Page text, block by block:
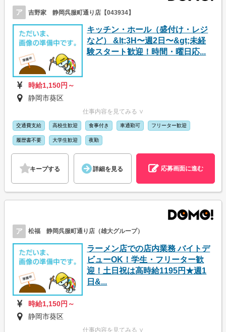
ア 吉野家 静岡呉服町通り店【043934】
キッチン・ホール（盛付け・レジ
など） &lt;3H〜週2日〜&gt;未経
験スタート歓迎！時間・曜日応...
時給1,150円～
静岡市葵区
仕事内容を見てみる ∨
交通費支給 高校生歓迎 食事付き 車通勤可 フリーター歓迎
履歴書不要 大学生歓迎 夜勤
キープする 詳細を見る 応募画面に進む
ア 松福 静岡呉服町通り店（雄大グループ）
ラーメン店での店内業務 バイトデ
ビューOK！学生・フリーター歓
迎！土日祝は高時給1195円★週1
日&...
時給1,150円～
静岡市葵区
仕事内容を見てみる ∨